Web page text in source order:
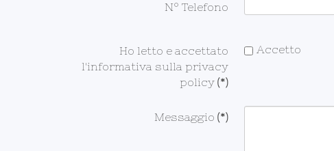
N° Telefono
Ho letto e accettato
l'informativa sulla privacy
policy (*)
Accetto
Messaggio (*)